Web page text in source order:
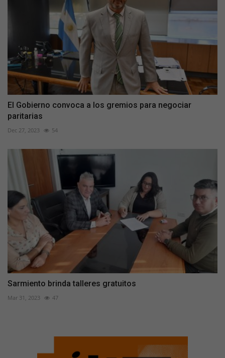
El Gobierno convoca a los gremios para negociar
paritarias
Dec 27, 2023 54
Sarmiento brinda talleres gratuitos
Mar 31, 2023 47